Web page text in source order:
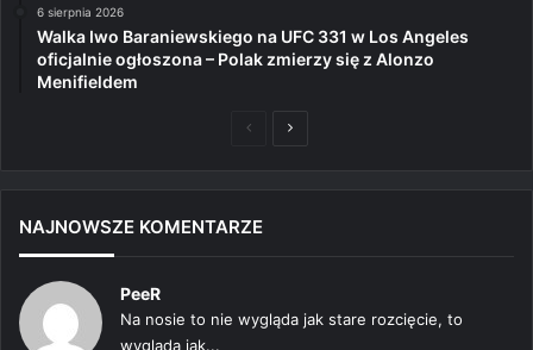
6 sierpnia 2026
Walka Iwo Baraniewskiego na UFC 331 w Los Angeles
oficjalnie ogłoszona – Polak zmierzy się z Alonzo
Menifieldem
PoprzedniaNastępna
NAJNOWSZE KOMENTARZE
PeeR
Na nosie to nie wygląda jak stare rozcięcie, to
wygląda jak...